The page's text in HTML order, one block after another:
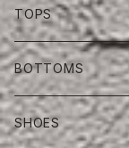
TOPS
BOTTOMS
SHOES